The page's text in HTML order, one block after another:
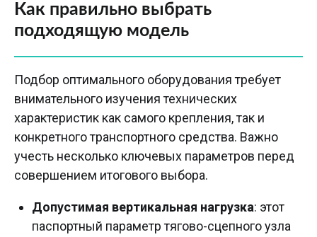
Как правильно выбрать
подходящую модель
Подбор оптимального оборудования требует
внимательного изучения технических
характеристик как самого крепления, так и
конкретного транспортного средства. Важно
учесть несколько ключевых параметров перед
совершением итогового выбора.
Допустимая вертикальная нагрузка: этот
паспортный параметр тягово-сцепного узла